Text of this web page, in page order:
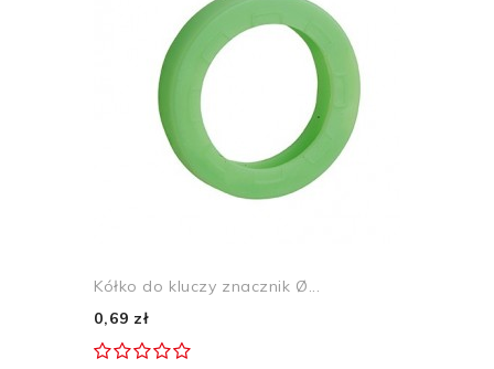
Kółko do kluczy znacznik Ø...
0,69 zł